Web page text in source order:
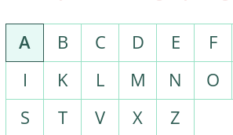
A B C D E F
I
K L M N O
S
T V X Z